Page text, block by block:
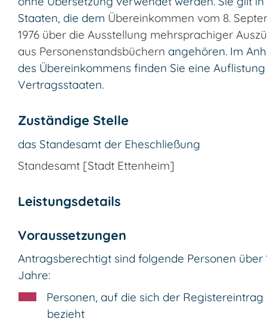
Staaten, die dem Übereinkommen vom 8.
1976 über die Ausstellung mehrsprachiger
aus Personenstandsbüchern angehören. Im
des Übereinkommens finden Sie eine
Vertragsstaaten.
Zuständige Stelle
das Standesamt der Eheschließung
Standesamt [Stadt Ettenheim]
Leistungsdetails
Voraussetzungen
Antragsberechtigt sind folgende Personen über
Jahre:
Personen, auf die sich der Registereintrag
bezieht